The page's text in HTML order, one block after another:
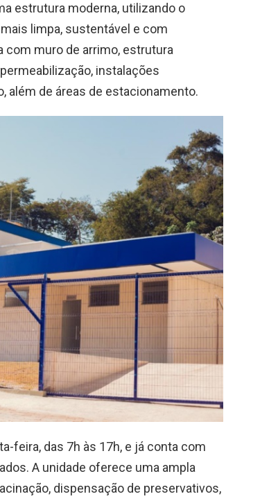
estrutura moderna, utilizando o
limpa, sustentável e com
muro de arrimo, estrutura
instalações
além de áreas de estacionamento.
feira, das 7h às 17h, e já conta com
A unidade oferece uma ampla
dispensação de preservativos,